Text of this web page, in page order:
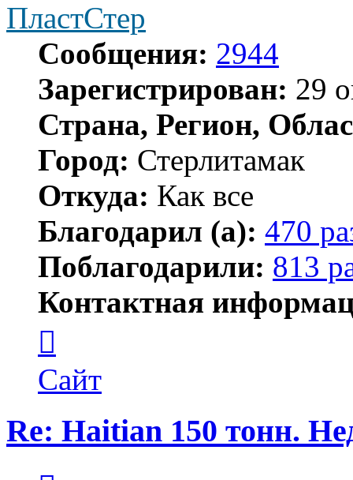
ПластСтер
Сообщения: 2944
Зарегистрирован: 29
Страна, Регион,
Город: Стерлитамак
Откуда: Как все
Благодарил (а): 470
Поблагодарили: 813
Контактная
пользователя
ПластСтер
Сайт
Re: Haitian 150 тонн.